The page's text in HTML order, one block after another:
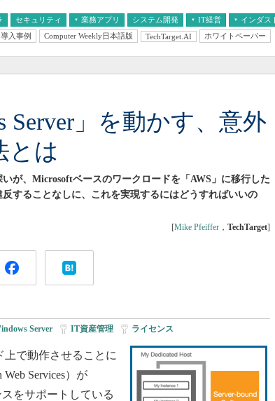
セキュリティ 業務アプリ システム開発 IT経営
経営とIT
インダス
医療IT
導入事例 Computer Weekly日本語版 TechTarget.AI ホワイトペーパー
Server」を動かす、意外
とは
が、Microsoftベースのワークロードを「AWS」に移行した
することなしに、これを実現するにはどうすればいいの
[Mike Pfeiffer ， TechTarget]
Server IT資産管理 ライセンス
で動作させることに
Services）が
スをサポートしている